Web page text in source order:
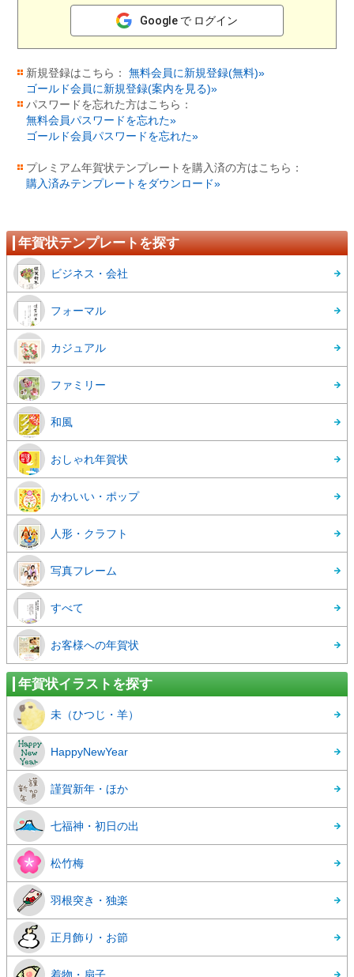
Google で ログイン
新規登録はこちら：無料会員に新規登録(無料)»
ゴールド会員に新規登録(案内を見る)»
パスワードを忘れた方はこちら：
無料会員パスワードを忘れた»
ゴールド会員パスワードを忘れた»
プレミアム年賀状テンプレートを購入済の方はこちら：
購入済みテンプレートをダウンロード»
年賀状テンプレートを探す
ビジネス・会社
フォーマル
カジュアル
ファミリー
和風
おしゃれ年賀状
かわいい・ポップ
人形・クラフト
写真フレーム
すべて
お客様への年賀状
年賀状イラストを探す
未（ひつじ・羊）
HappyNewYear
謹賀新年・ほか
七福神・初日の出
松竹梅
羽根突き・独楽
正月飾り・お節
着物・扇子